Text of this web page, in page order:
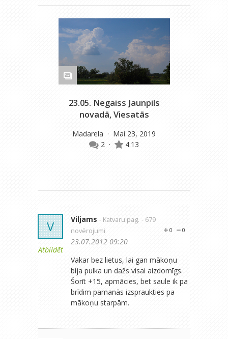
23.05. Negaiss Jaunpils
novadā, Viesatās
Madarela · Mai 23, 2019
2 · 4.13
V
Atbildēt
Viljams - Katvaru pag. - 679
novērojumi
0
0
23.07.2012 09:20
Vakar bez lietus, lai gan mākoņu
bija pulka un dažs visai aizdomīgs.
Šorīt +15, apmācies, bet saule ik pa
brīdim pamanās izspraukties pa
mākoņu starpām.